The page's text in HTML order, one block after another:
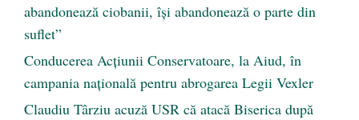
abandonează ciobanii, își abandonează o parte din
suflet”
Conducerea Acțiunii Conservatoare, la Aiud, în
campania națională pentru abrogarea Legii Vexler
Claudiu Târziu acuză USR că atacă Biserica după